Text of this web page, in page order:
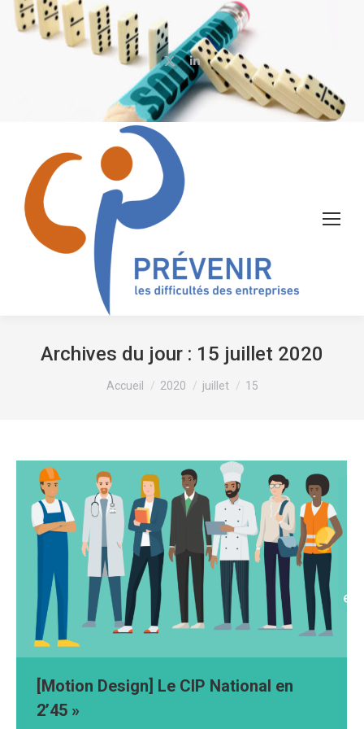
X
page
opens
in
window
LinkedIn
page
opens
Archives du jour : 15 juillet 2020
Vous êtes ici :
Accueil 2020 juillet 15
[Motion Design] Le CIP National en
2’45 »